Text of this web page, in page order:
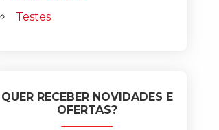
Testes
QUER RECEBER NOVIDADES E
OFERTAS?